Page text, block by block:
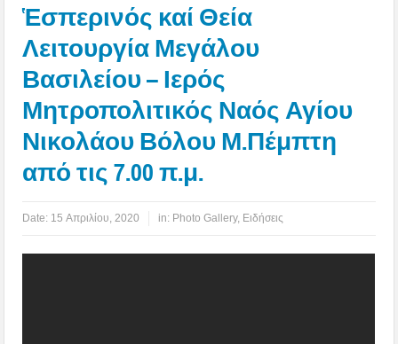
Ἑσπερινός καί Θεία
Λειτουργία Μεγάλου
Βασιλείου – Ιερός
Μητροπολιτικός Ναός Αγίου
Νικολάου Βόλου Μ.Πέμπτη
από τις 7.00 π.μ.
Date: 15 Απριλίου, 2020 in: Photo Gallery, Ειδήσεις